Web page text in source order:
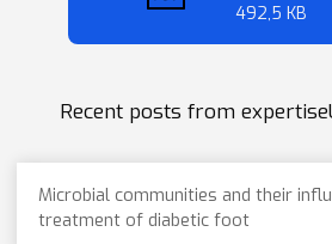
492,5 KB
Recent posts from
Microbial communities and their
treatment of diabetic foot